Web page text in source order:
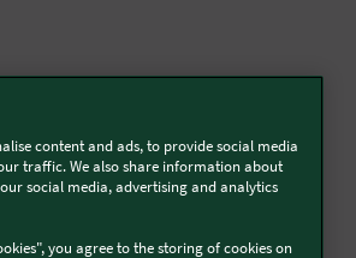
content and ads, to provide social media
traffic. We also share information about
social media, advertising and analytics
you agree to the storing of cookies on